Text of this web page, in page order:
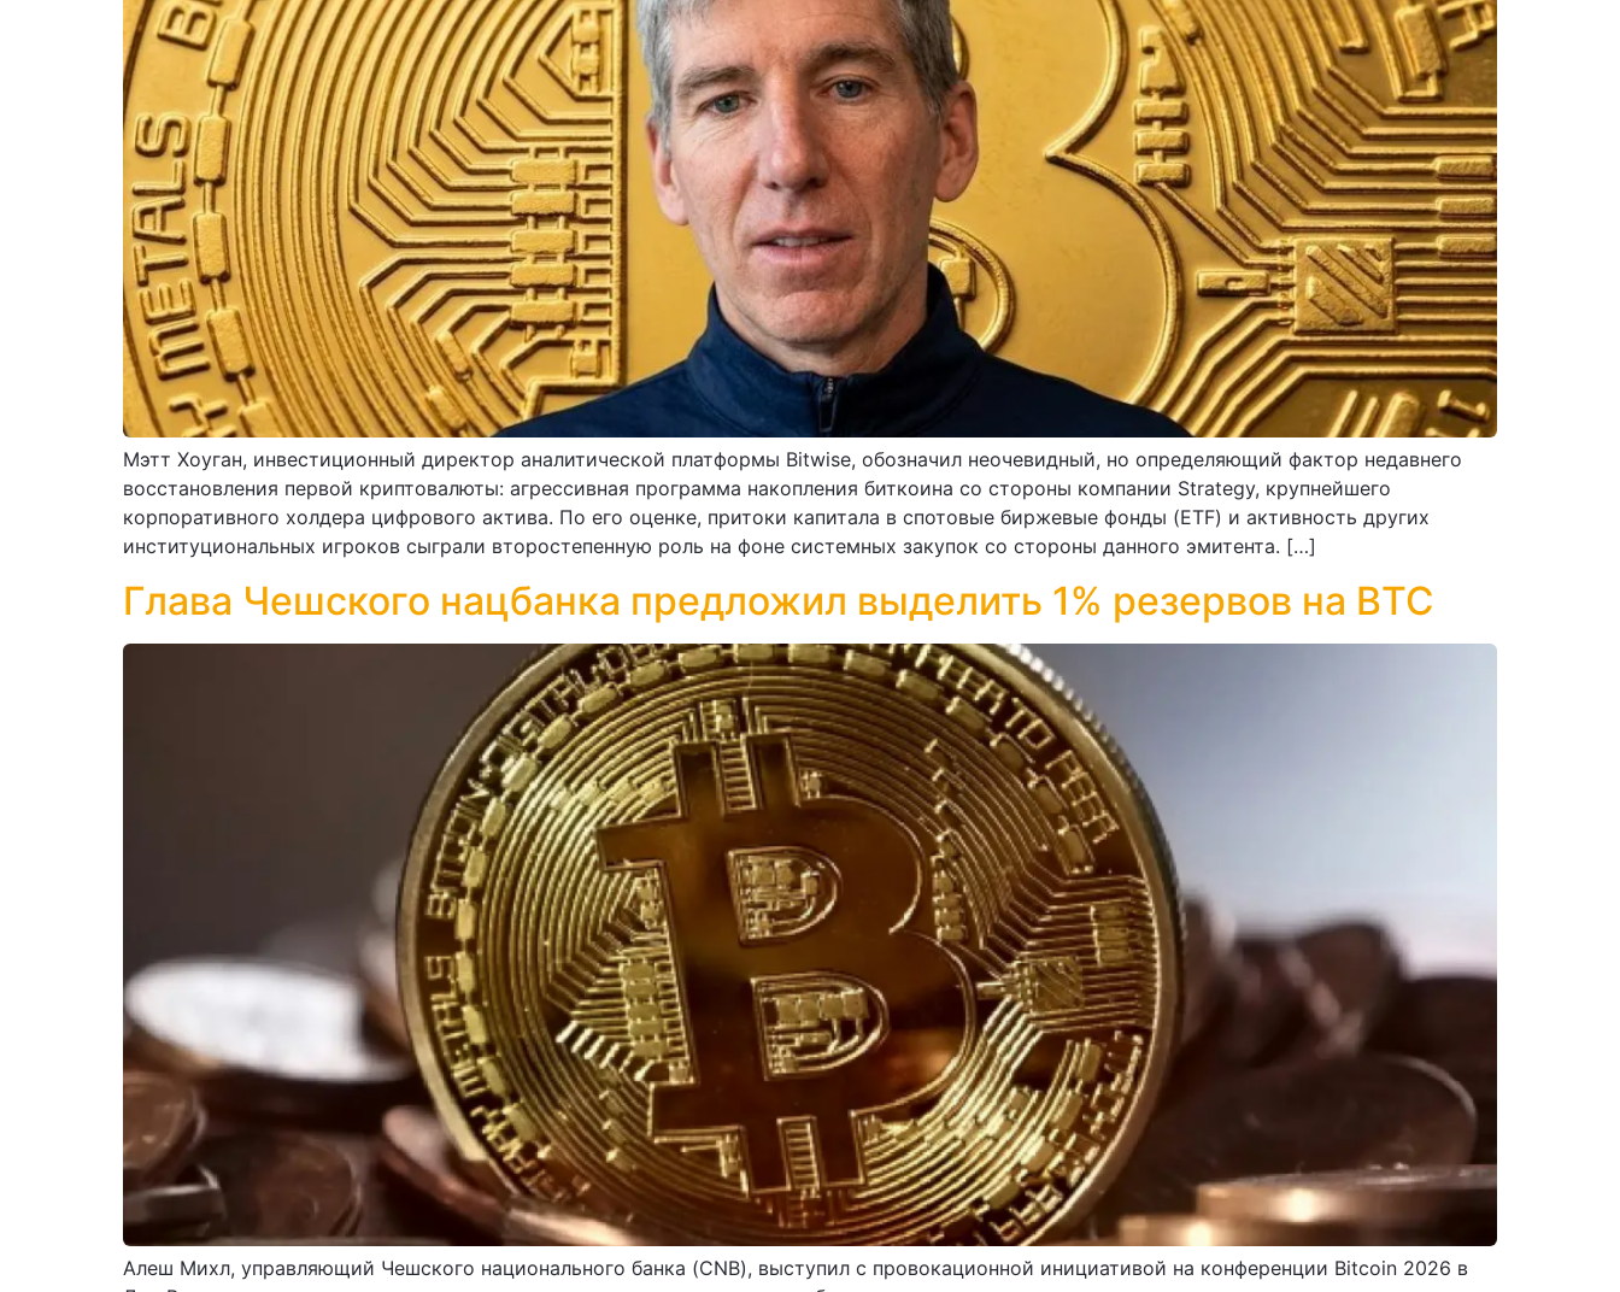
Мэтт Хоуган, инвестиционный директор аналитической платформы Bitwise, обозначил неочевидный, но определяющий фактор недавнего
восстановления первой криптовалюты: агрессивная программа накопления биткоина со стороны компании Strategy, крупнейшего
корпоративного холдера цифрового актива. По его оценке, притоки капитала в спотовые биржевые фонды (ETF) и активность других
институциональных игроков сыграли второстепенную роль на фоне системных закупок со стороны данного эмитента. […]
Глава Чешского нацбанка предложил выделить 1% резервов на BTC
Алеш Михл, управляющий Чешского национального банка (CNB), выступил с провокационной инициативой на конференции Bitcoin 2026 в